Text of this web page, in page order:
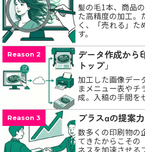
髪の毛1本、商品
た高精度の加工。
く、「売れる」た
す。
Reason 2
データ作成から
トップ」
加工した画像デー
まメニュー表やチ
成。入稿の手間を
Reason 3 プラスαの提案力
数多くの印刷物の
てきたからこその
ネスを加速させる